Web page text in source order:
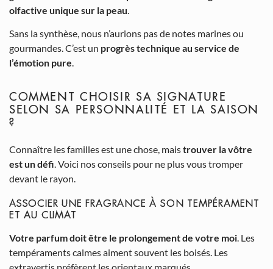
olfactive unique sur la peau
Sans la synthèse, nous n’aurions pas de notes marines ou
gourmandes. C’est un progrès technique au service de
l’émotion pure.
COMMENT CHOISIR SA SIGNATURE
SELON SA PERSONNALITÉ ET LA SAISON
?
Connaître les familles est une chose, maistrouver la vôtre
est un défi. Voici nos conseils pour ne plus vous tromper
devant le rayon.
ASSOCIER UNE FRAGRANCE À SON TEMPÉRAMENT
ET AU CLIMAT
Votre parfum doit être le prolongement de votre moi. Les
tempéraments calmes aiment souvent les boisés. Les